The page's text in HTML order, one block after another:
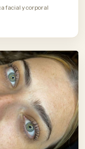
facial y corporal